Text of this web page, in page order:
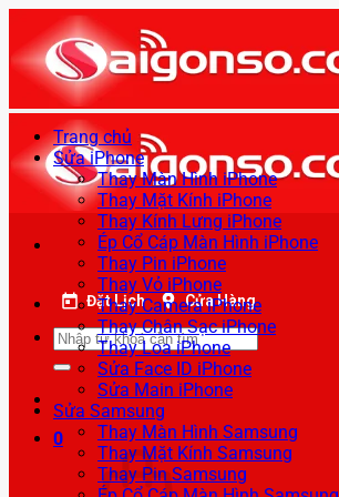
qua
nội
dung
Đặt Lịch Cửa Hàng
Tìm
kiếm:
0
Trang chủ
Sửa iPhone
Thay Màn Hình iPhone
Thay Mặt Kính iPhone
Thay Kính Lưng iPhone
Ép Cổ Cáp Màn Hình iPhone
Thay Pin iPhone
Thay Vỏ iPhone
Thay Camera iPhone
Thay Chân Sạc iPhone
Thay Loa iPhone
Sửa Face ID iPhone
Sửa Main iPhone
Sửa Samsung
Thay Màn Hình Samsung
Thay Mặt Kính Samsung
Thay Pin Samsung